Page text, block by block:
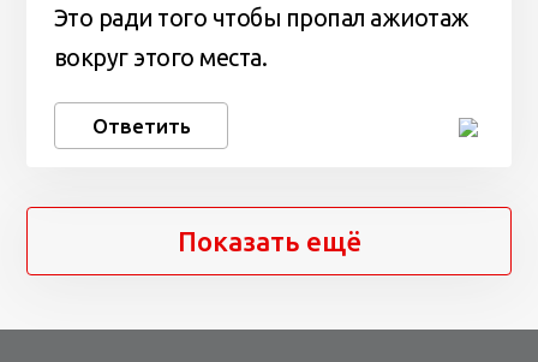
Это ради того чтобы пропал ажиотаж
вокруг этого места.
Ответить
Показать ещё